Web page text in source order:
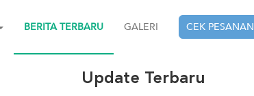
BERITA TERBARU GALERI CEK PESANAN
Update Terbaru